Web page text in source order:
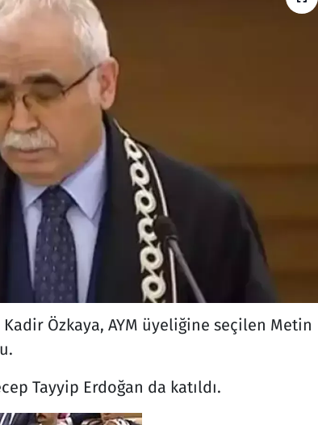
Kadir Özkaya, AYM üyeliğine seçilen Metin
Tayyip Erdoğan da katıldı.